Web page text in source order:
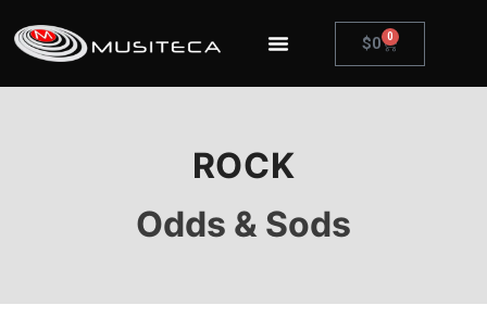
$0 0
ROCK
Odds & Sods